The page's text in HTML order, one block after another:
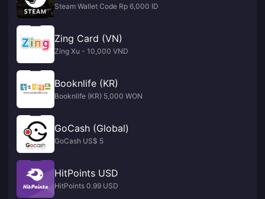
Steam Wallet Code Rp 6,000 ID
Zing Card (VN)
Zing Xu - 10,000 VND
Booknlife (KR)
Booknlife (KR) 5,000 WON
GoCash (Global)
GoCash US$ 5
HitPoints USD
HitPoints 0.99 USD